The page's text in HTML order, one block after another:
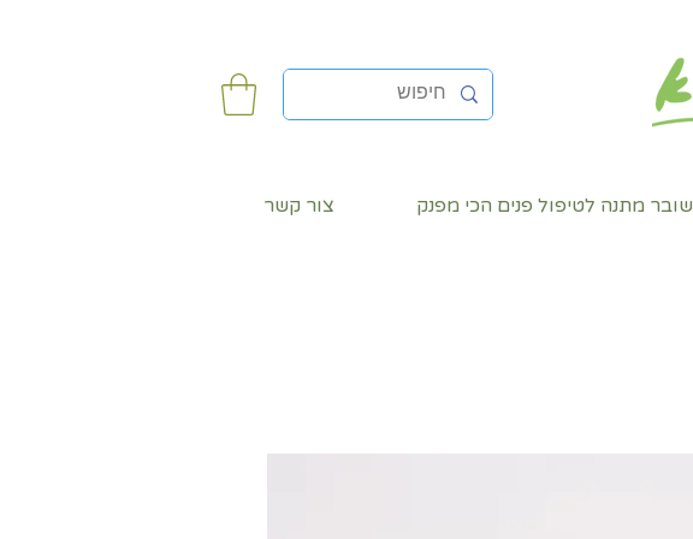
שובר מתנה לטיפול פנים הכי מפנק צור קשר